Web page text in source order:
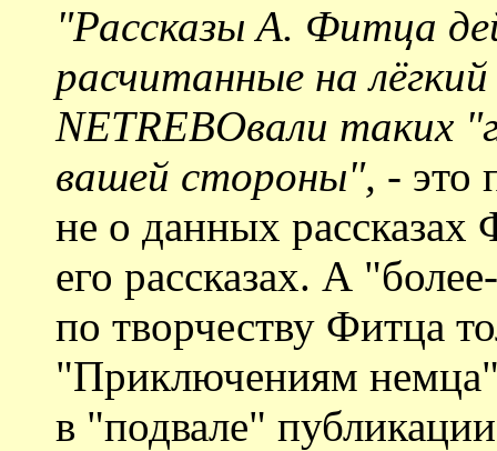
"Рассказы А. Фитца
расчитанные на
NETREBOвали таких
вашей стороны", - это
не о данных
его рассказах. А
по творчеству Фитца
"Приключениям немца"
в "подвале"